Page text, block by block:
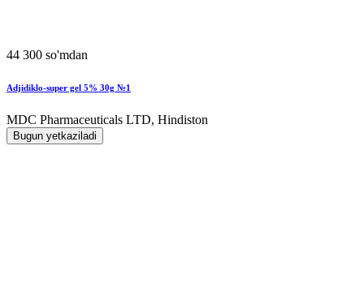
44 300 so'mdan
Adjidiklo-super gel 5% 30g №1
MDC Pharmaceuticals LTD, Hindiston
Bugun yetkaziladi